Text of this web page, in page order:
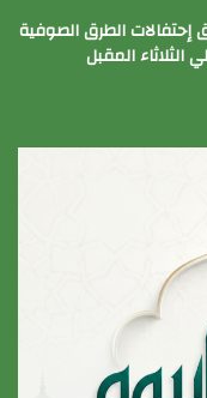
إحتفالات الطرق الصوفية
الثلاثاء المقبل